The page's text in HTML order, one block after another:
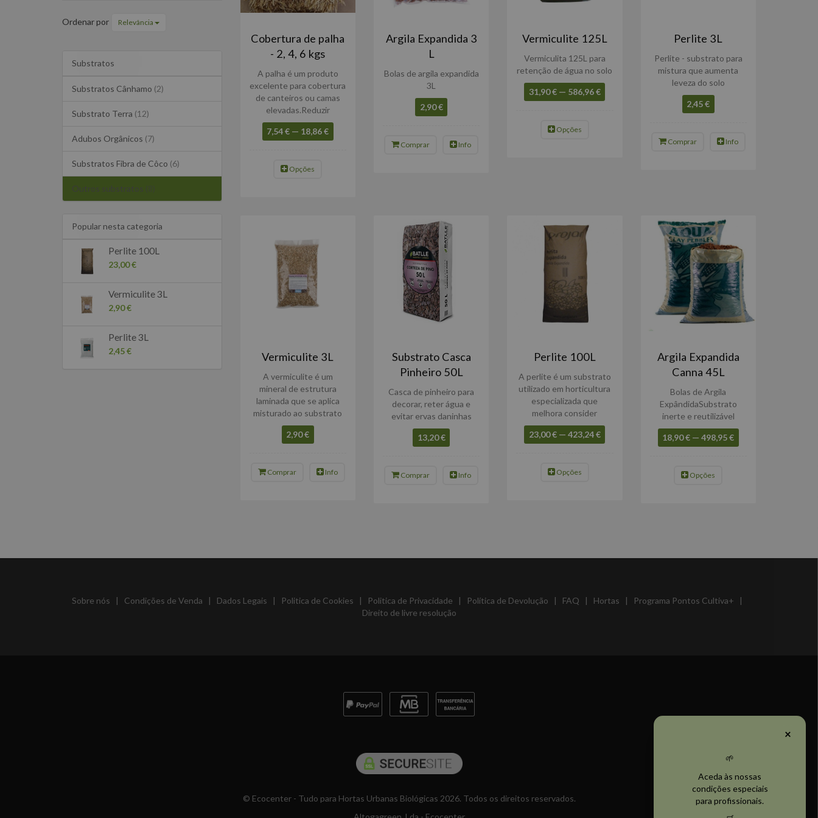
Ordenar por Relevância
Substratos
Substratos Cânhamo (2)
Substrato Terra (12)
Adubos Orgânicos (7)
Substratos Fibra de Côco (6)
Outros substratos
Popular nesta categoria
Perlite 100L
23,00 €
Vermiculite 3L
2,90 €
Perlite 3L
2,45 €
Cobertura de palha
- 2, 4, 6 kgs
A palha é um produto
excelente para cobertura
de canteiros ou camas
elevadas.Reduzir
7,54 € — 18,86 €
Opções
Argila Expandida 3
L
Bolas de argila expandida
3L
2,90 €
Comprar Info
Vermiculite 125L
Vermiculita 125L para
retenção de água no solo
31,90 € — 586,96 €
Opções
Perlite 3L
Perlite - substrato para
mistura que aumenta
leveza do solo
2,45 €
Comprar Info
Vermiculite 3L
A vermiculite é um
mineral de estrutura
laminada que se aplica
misturado ao substrato
2,90 €
Comprar Info
Substrato Casca
Pinheiro 50L
Casca de pinheiro para
decorar, reter água e
evitar ervas daninhas
13,20 €
Comprar Info
Perlite 100L
A perlite é um substrato
utilizado em horticultura
especializada que
melhora consider
23,00 € — 423,24 €
Opções
Argila Expandida
Canna 45L
Bolas de Argila
ExpândidaSubstrato
inerte e reutilizável
18,90 € — 498,95 €
Opções
Sobre nós | Condições de Venda | Dados Legais | Politica de Cookies | Politica de Privacidade | Política de Devolução | FAQ | Hortas | Programa Pontos Cultiva+ |
Direito de livre resolução
© Ecocenter - Tudo para Hortas Urbanas Biológicas 2026. Todos os direitos reservados.
×
🌱
Aceda às nossas
condições especiais
para profissionais.